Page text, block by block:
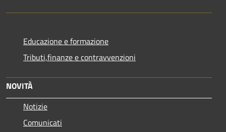
Educazione e formazione
Tributi,finanze e contravvenzioni
NOVITÀ
Notizie
Comunicati